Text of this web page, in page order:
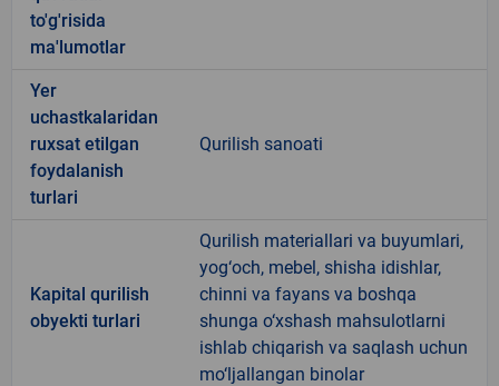
to'g'risida
ma'lumotlar
Yer
uchastkalaridan
ruxsat etilgan
foydalanish
turlari
Qurilish sanoati
Kapital qurilish
obyekti turlari
Qurilish materiallari va buyumlari,
yog‘och, mebel, shisha idishlar,
chinni va fayans va boshqa
shunga o‘xshash mahsulotlarni
ishlab chiqarish va saqlash uchun
mo‘ljallangan binolar